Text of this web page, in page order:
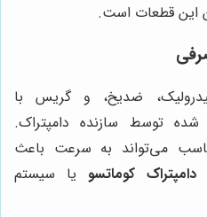
این قطعات است.
ضدیخ، و گریس با
توسط سازنده دامپتراک.
می‌تواند به سرعت باعث
کوماتسو یا سیستم